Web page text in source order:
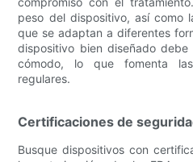
peso del dispositivo, así como
que se adaptan a diferentes
dispositivo bien diseñado
cómodo, lo que fomenta
regulares.
Certificaciones de
Busque dispositivos con